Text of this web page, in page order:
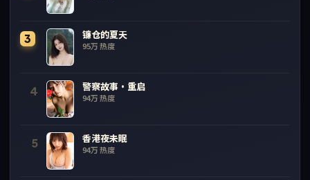
3 镰仓的夏天
95万热度
4 警察故事·重启
94万热度
5 香港夜未眠
94万热度